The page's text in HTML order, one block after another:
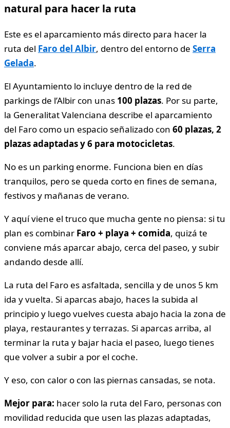
natural para hacer la ruta
Este es el aparcamiento más directo para hacer la
ruta del Faro del Albir, dentro del entorno de Serra
Gelada.
El Ayuntamiento lo incluye dentro de la red de
parkings de l’Albir con unas 100 plazas. Por su parte,
la Generalitat Valenciana describe el aparcamiento
del Faro como un espacio señalizado con 60 plazas, 2
plazas adaptadas y 6 para motocicletas.
No es un parking enorme. Funciona bien en días
tranquilos, pero se queda corto en fines de semana,
festivos y mañanas de verano.
Y aquí viene el truco que mucha gente no piensa: si tu
plan es combinar Faro + playa + comida, quizá te
conviene más aparcar abajo, cerca del paseo, y subir
andando desde allí.
La ruta del Faro es asfaltada, sencilla y de unos 5 km
ida y vuelta. Si aparcas abajo, haces la subida al
principio y luego vuelves cuesta abajo hacia la zona de
playa, restaurantes y terrazas. Si aparcas arriba, al
terminar la ruta y bajar hacia el paseo, luego tienes
que volver a subir a por el coche.
Y eso, con calor o con las piernas cansadas, se nota.
Mejor para: hacer solo la ruta del Faro, personas con
movilidad reducida que usen las plazas adaptadas,